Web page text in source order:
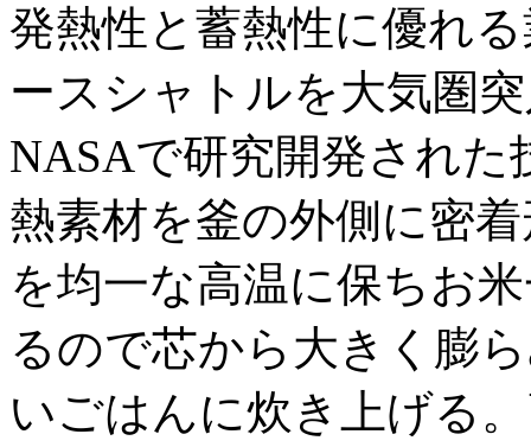
発熱性と蓄熱性に優れ
ースシャトルを大気圏
NASAで研究開発され
熱素材を釜の外側に密
を均一な高温に保ちお
るので芯から大きく膨
いごはんに炊き上げる